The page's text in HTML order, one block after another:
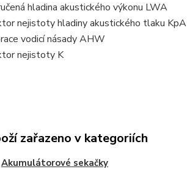
hladina akustického výkonu LWA
nejistoty hladiny akustického tlaku KpA
vodicí násady AHW
nejistoty K
zařazeno v kategoriích
Akumulátorové sekačky